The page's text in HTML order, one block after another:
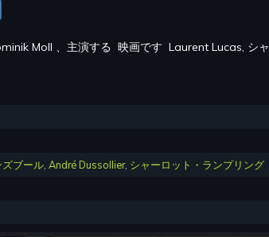
Moll 、主演する 映画です Laurent Lucas, シャ
ブール, André Dussollier, シャーロット・ランプリング